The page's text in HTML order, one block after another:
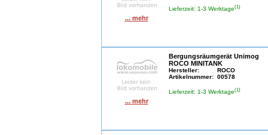
... mehr
Lieferzeit: 1-3 Werktage(1)
... mehr
Bergungsräumgerät Unimog
ROCO MINITANK
Hersteller:
ROCO
Artikelnummer: 00578
Lieferzeit: 1-3 Werktage(1)